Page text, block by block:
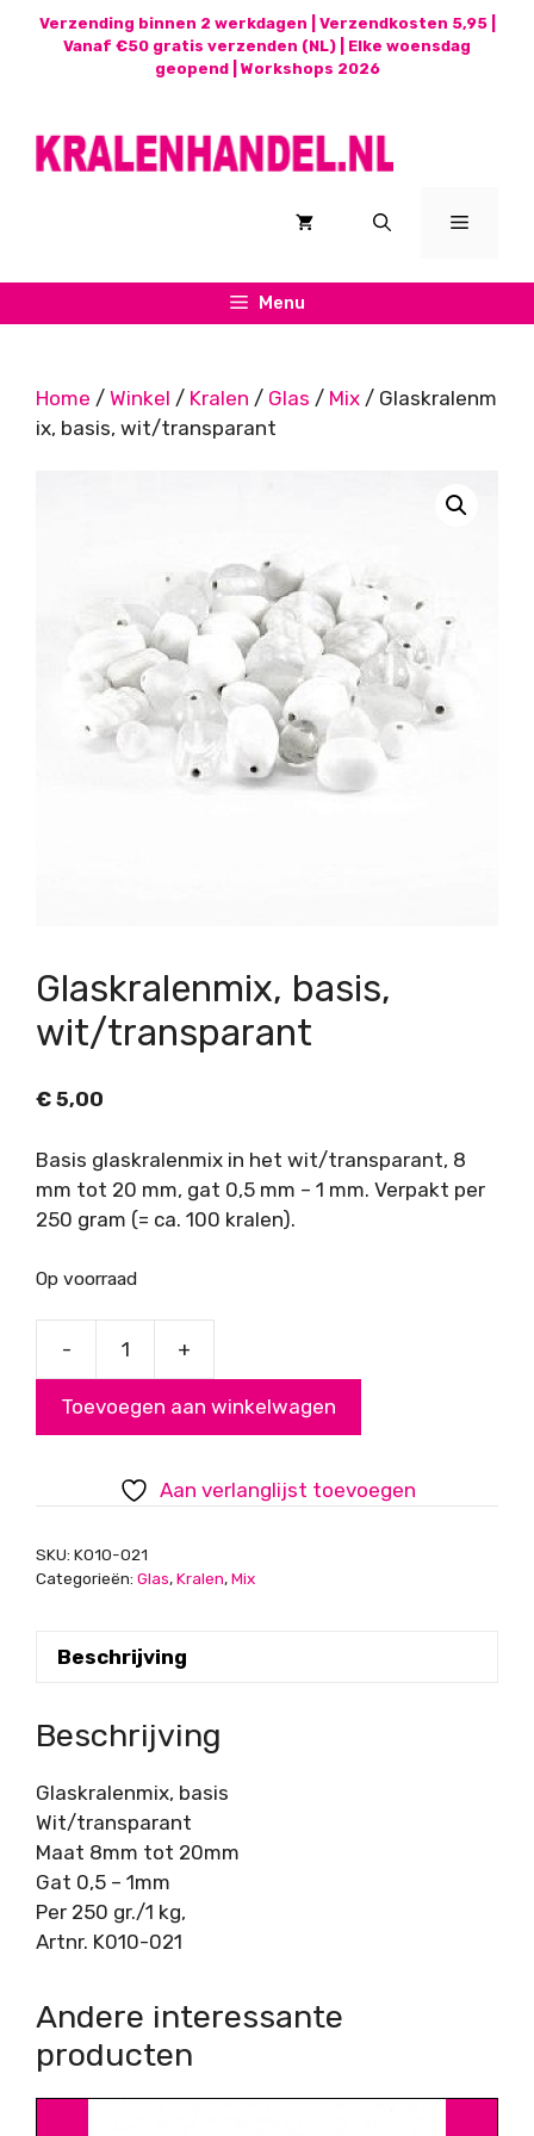
Verzending binnen 2 werkdagen | Verzendkosten 5,95 |
Vanaf €50 gratis verzenden (NL) | Elke woensdag
geopend | Workshops 2026
Menu
Menu
Home / Winkel / Kralen / Glas / Mix / Glaskralenm
ix, basis, wit/transparant
Glaskralenmix, basis,
wit/transparant
€ 5,00
Basis glaskralenmix in het wit/transparant, 8
mm tot 20 mm, gat 0,5 mm – 1 mm. Verpakt per
250 gram (= ca. 100 kralen).
Op voorraad
-
wit/transparant
+
Toevoegen aan winkelwagen
Aan verlanglijst toevoegen
SKU: K010-021
Categorieën: Glas,Kralen,Mix
Beschrijving
Beschrijving
Glaskralenmix, basis
Wit/transparant
Maat 8mm tot 20mm
Gat 0,5 – 1mm
Per 250 gr./1 kg,
Artnr. K010-021
Andere interessante
producten